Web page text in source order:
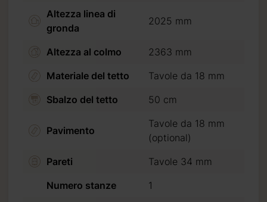
Altezza linea di
gronda
2025 mm
Altezza al colmo
2363 mm
Materiale del tetto
Tavole da 18 mm
Sbalzo del tetto
50 cm
Pavimento
Tavole da 18 mm
(optional)
Pareti
Tavole 34 mm
Numero stanze
1